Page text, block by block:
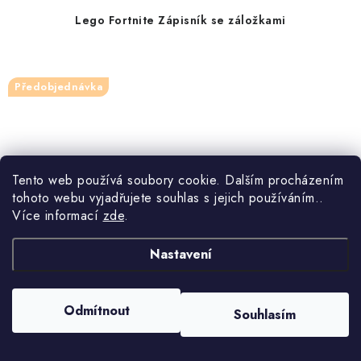
Tento web používá soubory cookie. Dalším procházením
tohoto webu vyjadřujete souhlas s jejich používáním..
Více informací zde.
Nastavení
Odmítnout Souhlasím
Lego Fortnite Zápisník se záložkami
Předobjednávka